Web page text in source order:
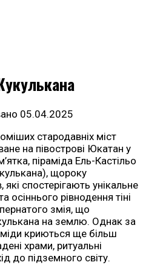
05.04.2025
стародавніх міст
на півострові Юкатан у
піраміда Ель-Кастільо
щороку
спостерігають унікальне
осіннього рівнодення тіні
змія, що
на землю. Однак за
криються ще більш
храми, ритуальні
до підземного світу.